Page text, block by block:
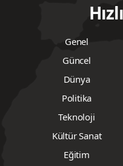
Genel
Güncel
Dünya
Politika
Teknoloji
Kültür Sanat
Eğitim